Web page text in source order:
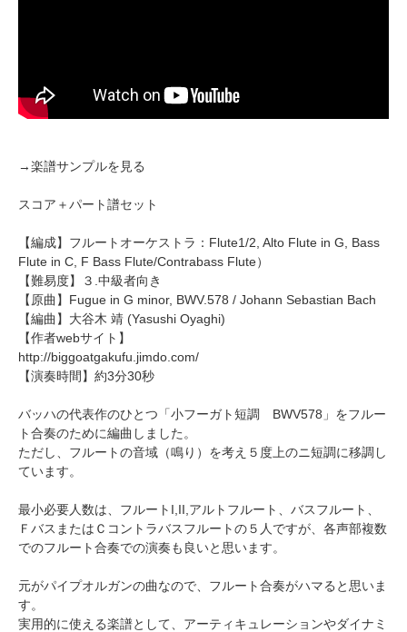
→楽譜サンプルを見る
スコア＋パート譜セット
【編成】 フルートオーケストラ ：Flute1/2, Alto Flute in G, Bass
Flute in C, F Bass Flute/Contrabass Flute）
【難易度】３.中級者向き
【原曲】 Fugue in G minor, BWV.578 / Johann Sebastian Bach
【編曲】 大谷木 靖 (Yasushi Oyaghi)
【作者webサイト】
http://biggoatgakufu.jimdo.com/
【演奏時間】約3分30秒
バッハの代表作のひとつ「小フーガト短調 BWV578」をフルー
ト合奏のために編曲しました。
ただし、フルートの音域（鳴り）を考え５度上のニ短調に移調し
ています。
最小必要人数は、フルートI,II,アルトフルート、バスフルート、
ＦバスまたはＣコントラバスフルートの５人ですが、各声部複数
でのフルート合奏での演奏も良いと思います。
元がパイプオルガンの曲なので、フルート合奏がハマると思いま
す。
実用的に使える楽譜として、アーティキュレーションやダイナミ